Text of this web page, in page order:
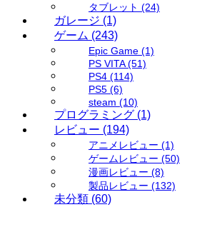
タブレット (24)
ガレージ (1)
ゲーム (243)
Epic Game (1)
PS VITA(51)
PS4 (114)
PS5 (6)
steam (10)
プログラミング (1)
レビュー (194)
アニメレビュー (1)
ゲームレビュー (50)
漫画レビュー (8)
製品レビュー (132)
未分類 (60)